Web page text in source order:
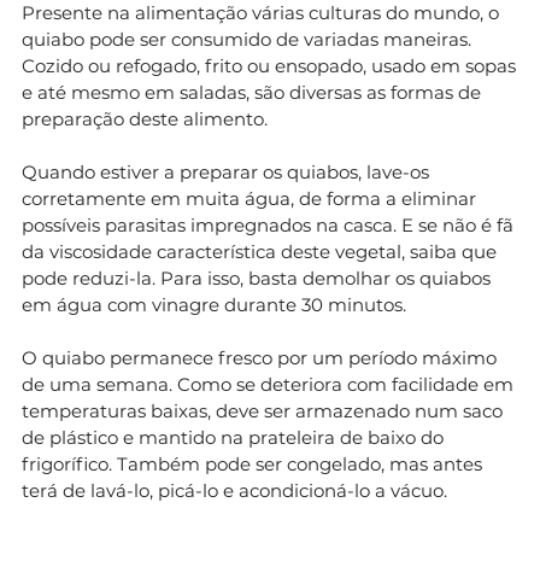
Presente na alimentação várias culturas do mundo, o
quiabo pode ser consumido de variadas maneiras.
Cozido ou refogado, frito ou ensopado, usado em sopas
e até mesmo em saladas, são diversas as formas de
preparação deste alimento.
Quando estiver a preparar os quiabos, lave-os
corretamente em muita água, de forma a eliminar
possíveis parasitas impregnados na casca. E se não é fã
da viscosidade característica deste vegetal, saiba que
pode reduzi-la. Para isso, basta demolhar os quiabos
em água com vinagre durante 30 minutos.
O quiabo permanece fresco por um período máximo
de uma semana. Como se deteriora com facilidade em
temperaturas baixas, deve ser armazenado num saco
de plástico e mantido na prateleira de baixo do
frigorífico. Também pode ser congelado, mas antes
terá de lavá-lo, picá-lo e acondicioná-lo a vácuo.